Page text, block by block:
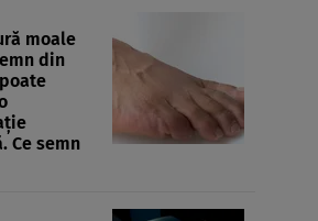
moale
din
Ce semn